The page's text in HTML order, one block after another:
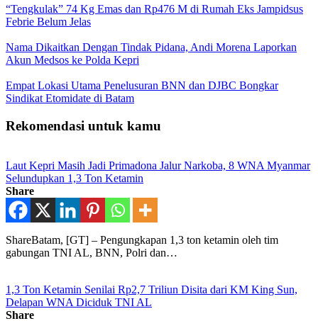
“Tengkulak” 74 Kg Emas dan Rp476 M di Rumah Eks Jampidsus
Febrie Belum Jelas
Nama Dikaitkan Dengan Tindak Pidana, Andi Morena Laporkan
Akun Medsos ke Polda Kepri
Empat Lokasi Utama Penelusuran BNN dan DJBC Bongkar
Sindikat Etomidate di Batam
Rekomendasi untuk kamu
Laut Kepri Masih Jadi Primadona Jalur Narkoba, 8 WNA Myanmar
Selundupkan 1,3 Ton Ketamin
Share
ShareBatam, [GT] – Pengungkapan 1,3 ton ketamin oleh tim
gabungan TNI AL, BNN, Polri dan…
1,3 Ton Ketamin Senilai Rp2,7 Triliun Disita dari KM King Sun,
Delapan WNA Diciduk TNI AL
Share